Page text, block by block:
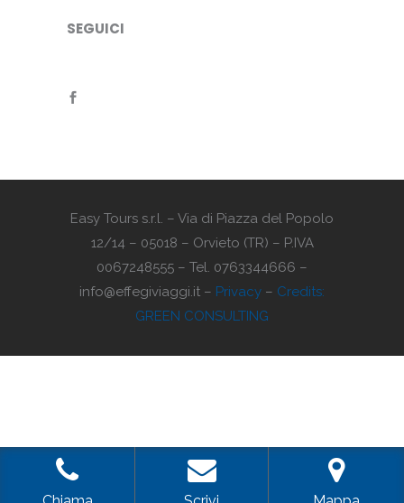
SEGUICI
Easy Tours s.r.l. – Via di Piazza del Popolo
12/14 – 05018 – Orvieto (TR) – P.IVA
0067248555 – Tel. 0763344666 –
info@effegiviaggi.it – Privacy – Credits:
GREEN CONSULTING